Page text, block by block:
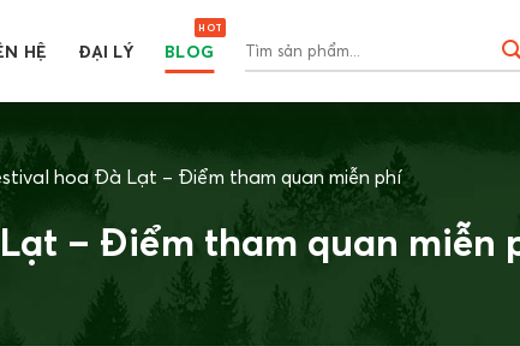
HỆ ĐẠI LÝ BLOG
Tìm
hoa Đà Lạt – Điểm tham quan miễn phí
– Điểm tham quan miễn